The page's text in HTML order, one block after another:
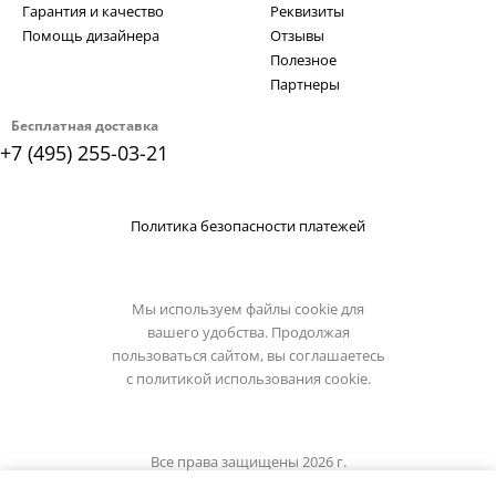
Бесплатная доставка
+7 (495) 255-03-21
Гарантия и качество
Помощь дизайнера
Реквизиты
Отзывы
Полезное
Партнеры
Политика безопасности платежей
Мы используем файлы cookie для
вашего удобства. Продолжая
пользоваться сайтом, вы соглашаетесь
с политикой использования cookie.
Все права защищены 2026 г.